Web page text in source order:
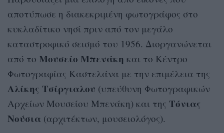
αποτύπωσε η διακεκριμένη φωτογράφος στο
κυκλαδίτικο νησί πριν από τον μεγάλο
καταστροφικό σεισμό του 1956. Διοργανώνεται
από το Μουσείο Μπενάκη και το Κέντρο
Φωτογραφίας Καστελάνα με την επιμέλεια της
Αλίκης Τσίργιαλου (υπεύθυνη Φωτογραφικών
Αρχείων Μουσείου Μπενάκη) και της Τόνιας
Νούσια (αρχιτέκτων, μουσειολόγος).